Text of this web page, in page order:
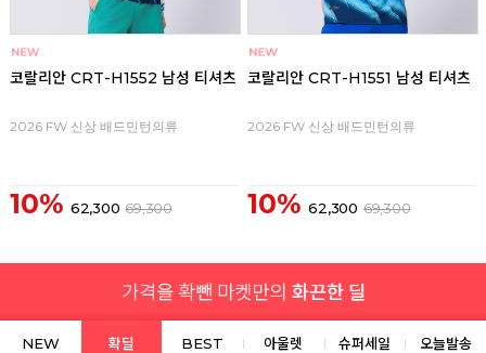
코랄리안 CRT-H1552 남성 티셔츠
2026 FW 신상 배드민턴의류
10% 62,300 69,300
코랄리안 CRT-H1551 남성 티셔츠
2026 FW 신상 배드민턴의류
10% 62,300 69,300
NEW 확딜 BEST 아울렛 슈퍼세일 오늘발송